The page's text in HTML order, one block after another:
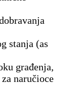
stanja (as
građenja,
naručioce